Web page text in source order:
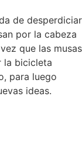
de desperdiciar
por la cabeza
que las musas
la bicicleta
para luego
ideas.